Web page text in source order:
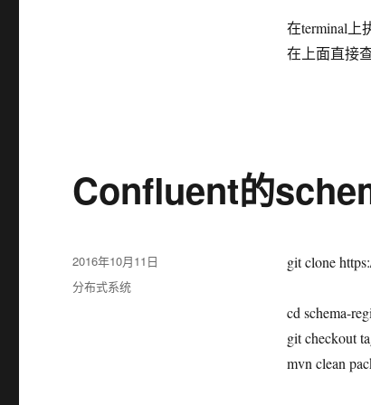
在terminal上
在上面直接
Confluent的
git clone
cd schema-
git checkout
mvn clean
发
布
于
2016年10月11日
分
分布式系统